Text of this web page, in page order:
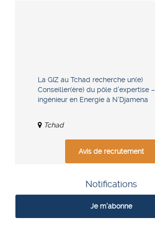
La GIZ au Tchad recherche un(e)
Conseiller(ère) du pôle d’expertise –
ingénieur en Energie à N’Djamena
Tchad
Avis de recrutement
Notifications
Je m'abonne